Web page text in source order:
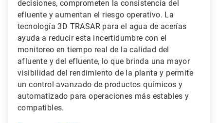
decisiones, comprometen la consistencia del
efluente y aumentan el riesgo operativo. La
tecnología 3D TRASAR para el agua de acerías
ayuda a reducir esta incertidumbre con el
monitoreo en tiempo real de la calidad del
afluente y del efluente, lo que brinda una mayor
visibilidad del rendimiento de la planta y permite
un control avanzado de productos químicos y
automatizado para operaciones más estables y
compatibles.